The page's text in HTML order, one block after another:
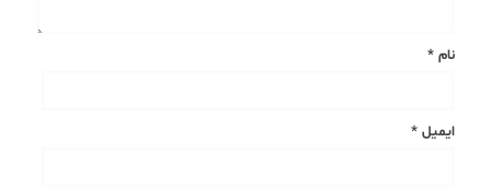
نام *
ایمیل *